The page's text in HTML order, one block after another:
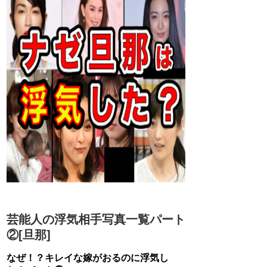
芸能人の浮気相手写真一覧パート
②[旦那]
なぜ！？キレイな嫁がおるのに浮気し